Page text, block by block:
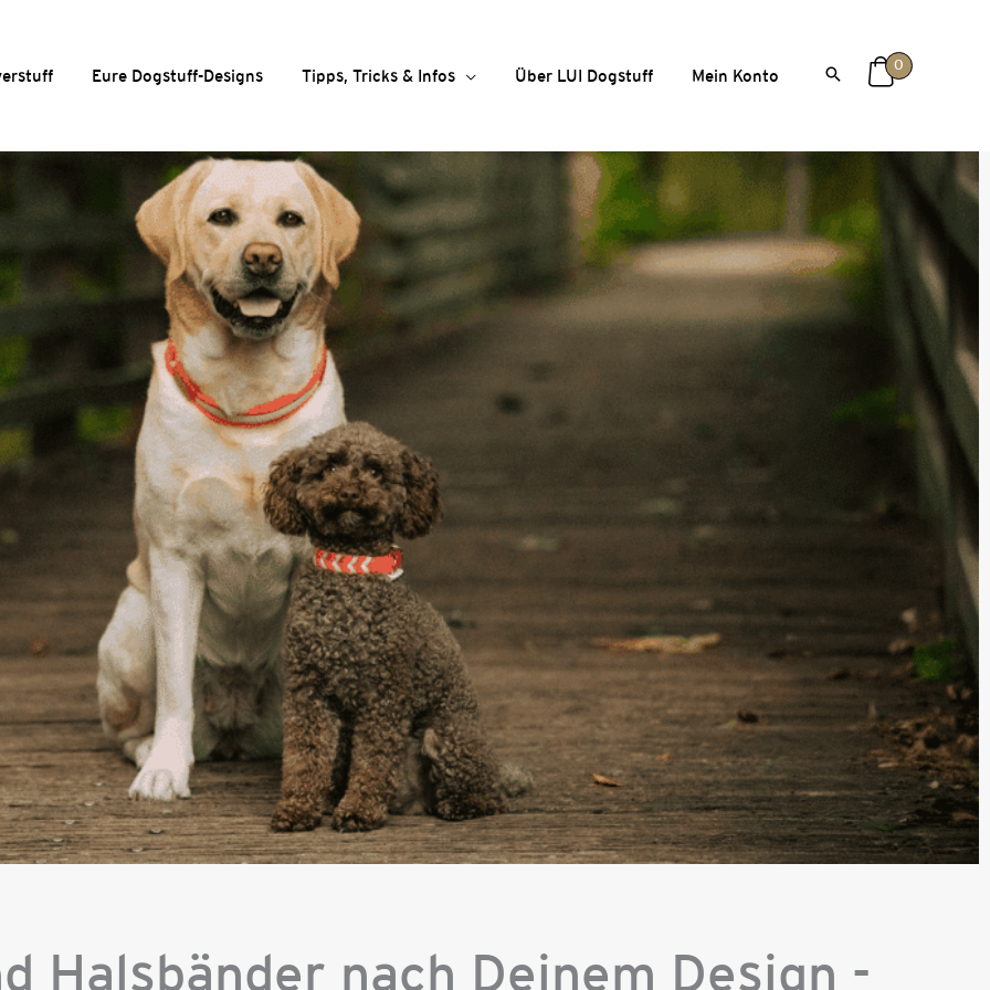
Eure Dogstuff-Designs Tipps, Tricks & Infos Über LUI Dogstuff Mein Konto
0
Halsbänder nach Deinem Design -